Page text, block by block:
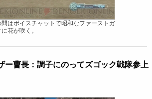
はボイスチャットで昭和なファーストガ
花が咲く。
ー曹長：調子にのってズゴック戦隊参上